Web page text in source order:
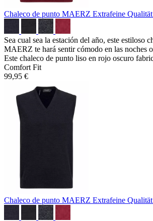
Chaleco de punto MAERZ Extrafeine
Sea cual sea la estación del año, este estiloso
MAERZ te hará sentir cómodo en las noches
Este chaleco de punto liso en rojo oscuro
Comfort Fit
99,95 €
Chaleco de punto MAERZ Extrafeine